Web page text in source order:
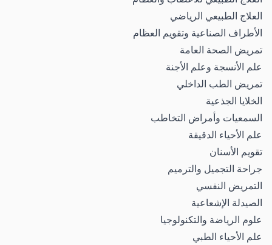
العلاج الطبيعي الرياضي
الأطراف الصناعية وتقويم العظام
تمريض الصحة العامة
علم الأنسجة وعلم الأجنة
تمريض الطب الداخلي
الخلايا الجذعية
السمعيات وأمراض التخاطب
علم الأحياء الدقيقة
تقويم الأسنان
جراحة التجميل والترميم
التمريض النفسي
الصيدلة الإشعاعية
علوم الرياضة والتكنولوجيا
علم الأحياء الطبي